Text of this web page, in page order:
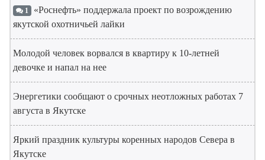
1 «Роснефть» поддержала проект по возрождению
якутской охотничьей лайки
Молодой человек ворвался в квартиру к 10-летней
девочке и напал на нее
Энергетики сообщают о срочных неотложных работах 7
августа в Якутске
Яркий праздник культуры коренных народов Севера в
Якутске